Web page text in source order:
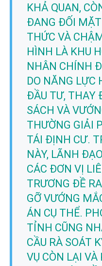
KHẢ QUAN,
ĐANG ĐỐI
THỨC VÀ
HÌNH LÀ KHU
NHÂN CHÍNH
DO NĂNG LỰC
ĐẦU TƯ, THAY
SÁCH VÀ
THƯỜNG GIẢI
TÁI ĐỊNH CƯ.
NÀY, LÃNH
CÁC ĐƠN VỊ
TRƯƠNG ĐỀ
GỠ VƯỚNG
ÁN CỤ THỂ.
TỈNH CŨNG
CẦU RÀ SOÁT
VỤ CÒN LẠI